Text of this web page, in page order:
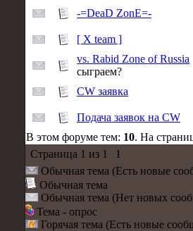
-=DeaD ZonE=-
[ X team ]
vs. Rabid Zone of Russia
сыграем?
CW заявка
Подача заявок на CW
В этом форуме тем: 10. На
Страница 1 из 1
1
Обычная тема (Есть новые
Обычная тема
Обычная тема (Нет новых
Тема - опрос
Горячая тема (Есть новые